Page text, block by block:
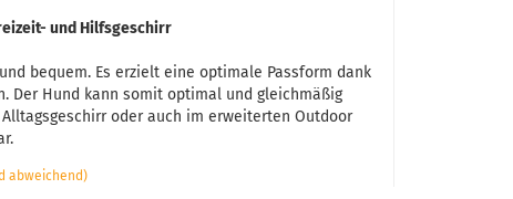
und Hilfsgeschirr
bequem. Es erzielt eine optimale Passform dank
Der Hund kann somit optimal und gleichmäßig
oder auch im erweiterten Outdoor
abweichend)